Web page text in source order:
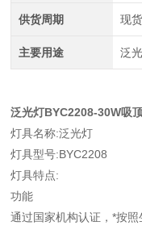
供货周期 现货
主要用途 泛
泛光灯BYC2208-30W吸
灯具名称:泛光灯
灯具型号:BYC2208
灯具特点:
功能
通过国家机构认证，*按照